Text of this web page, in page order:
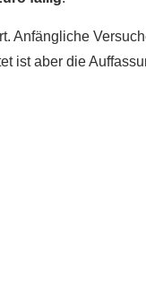
Anfängliche
ist aber die